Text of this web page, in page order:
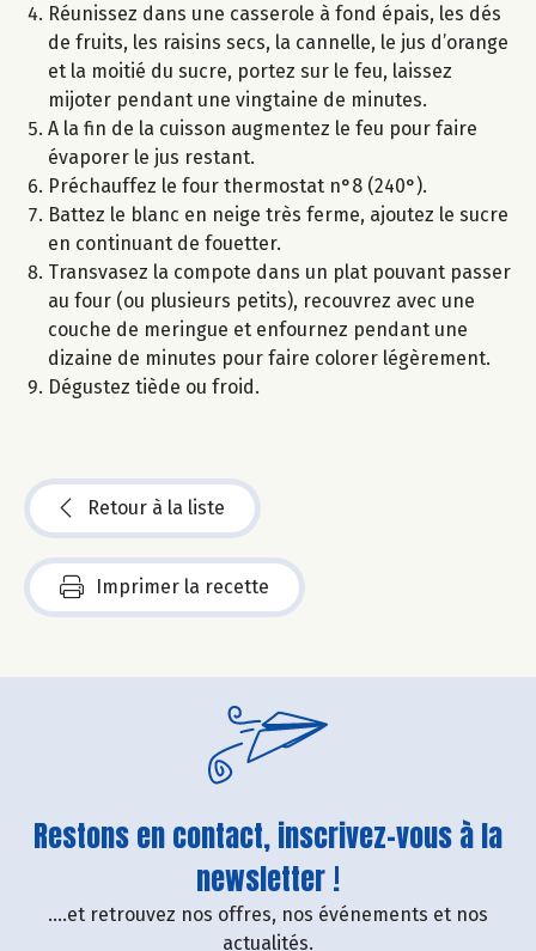
Réunissez dans une casserole à fond épais, les dés
de fruits, les raisins secs, la cannelle, le jus d’orange
et la moitié du sucre, portez sur le feu, laissez
mijoter pendant une vingtaine de minutes.
A la fin de la cuisson augmentez le feu pour faire
évaporer le jus restant.
Préchauffez le four thermostat n°8 (240°).
Battez le blanc en neige très ferme, ajoutez le sucre
en continuant de fouetter.
Transvasez la compote dans un plat pouvant passer
au four (ou plusieurs petits), recouvrez avec une
couche de meringue et enfournez pendant une
dizaine de minutes pour faire colorer légèrement.
Dégustez tiède ou froid.
Retour à la liste
Imprimer la recette
Restons en contact, inscrivez-vous à la
newsletter !
....et retrouvez nos offres, nos événements et nos
actualités.